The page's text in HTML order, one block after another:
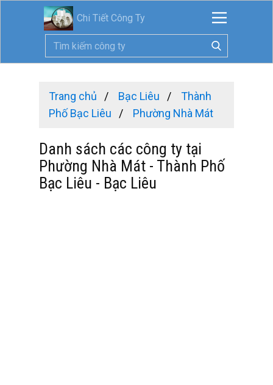
Chi Tiết Công Ty
Trang chủ Bạc Liêu
Thành
Phố Bạc Liêu
Phường Nhà Mát
Danh sách các công ty tại
Phường Nhà Mát - Thành Phố
Bạc Liêu - Bạc Liêu